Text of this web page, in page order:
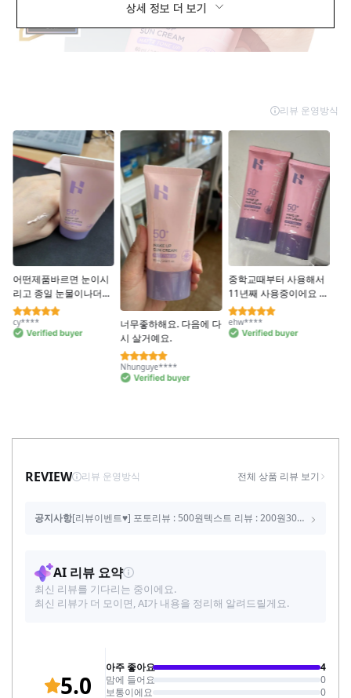
상세 정보 더 보기